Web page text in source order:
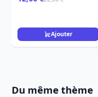
Ajouter
Du même thème